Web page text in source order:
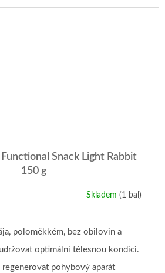
Functional Snack Light Rabbit
150 g
Skladem (1 bal)
poloměkkém, bez obilovin a
optimální tělesnou kondici.
regenerovat pohybový aparát